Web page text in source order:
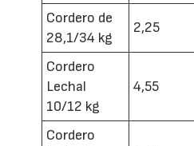
Cordero de
28,1/34 kg
2,25
Cordero
Lechal
10/12 kg
4,55
Cordero